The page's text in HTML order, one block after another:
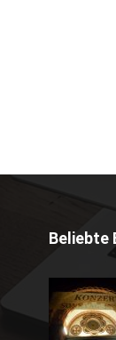
Beliebte